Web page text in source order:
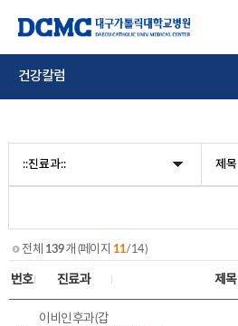
건강칼럼
전체 139개 (페이지 11/14)
번호 진료과 제목
이비인후과(갑